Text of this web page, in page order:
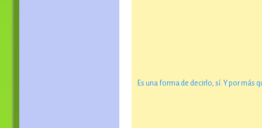
Es una forma de decirlo, sí. Y por